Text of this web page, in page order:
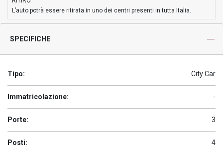
L’auto potrà essere ritirata in uno dei centri presenti in tutta Italia.
SPECIFICHE
Tipo: City Car
Immatricolazione: -
Porte: 3
Posti: 4